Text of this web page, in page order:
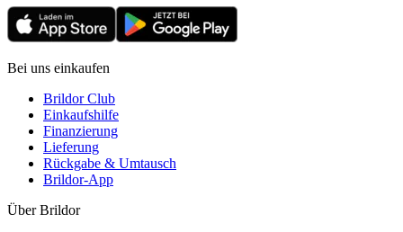
Bei uns einkaufen
Brildor Club
Einkaufshilfe
Finanzierung
Lieferung
Rückgabe & Umtausch
Brildor-App
Über Brildor